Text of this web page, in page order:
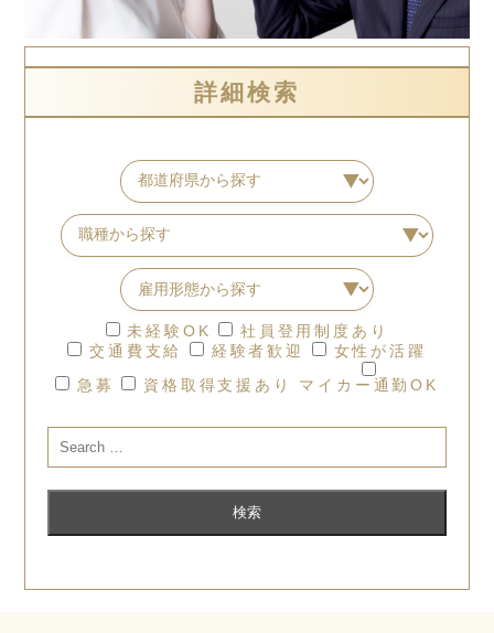
詳細検索
未経験OK
社員登用制度あり
交通費支給
経験者歓迎
女性が活躍
急募
資格取得支援あり マイカー通勤OK